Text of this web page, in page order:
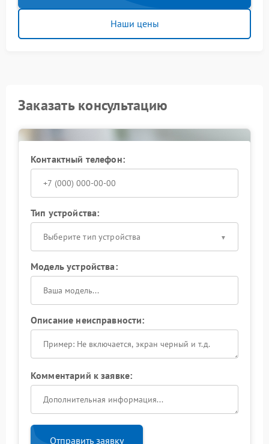
Наши цены
Заказать консультацию
Контактный телефон:
Тип устройства:
Выберите тип устройства
Модель устройства:
Описание неисправности:
Комментарий к заявке:
Отправить заявку